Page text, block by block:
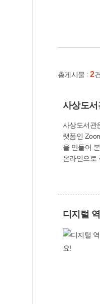
총게시물 : 2
사상도
사상도서관은 ‘어린이 토요스쿨
랫폼인
을 만들어 본다. ‘어린이 창의공학 건축교실’은 초등학교 3~4학년 15명이 수강할 수 있으며, 재료비로 2만원을 부담해야 한다. 사상도서관 홈페
디지털